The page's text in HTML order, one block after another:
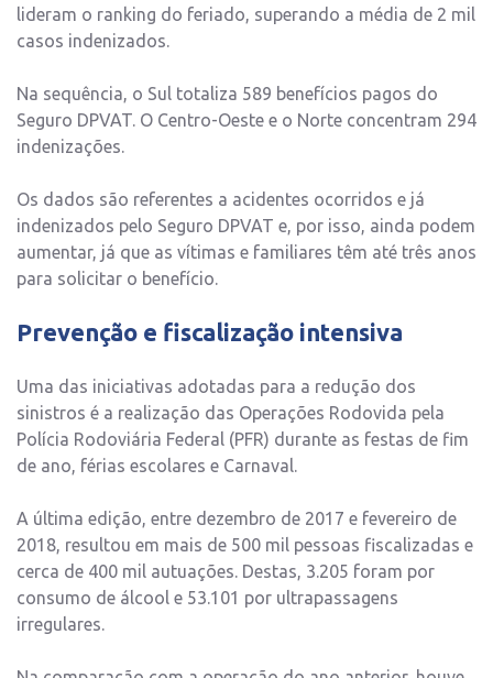
lideram o ranking do feriado, superando a média de 2 mil
casos indenizados.
Na sequência, o Sul totaliza 589 benefícios pagos do
Seguro DPVAT. O Centro-Oeste e o Norte concentram 294
indenizações.
Os dados são referentes a acidentes ocorridos e já
indenizados pelo Seguro DPVAT e, por isso, ainda podem
aumentar, já que as vítimas e familiares têm até três anos
para solicitar o benefício.
Prevenção e fiscalização intensiva
Uma das iniciativas adotadas para a redução dos
sinistros é a realização das Operações Rodovida pela
Polícia Rodoviária Federal (PFR) durante as festas de fim
de ano, férias escolares e Carnaval.
A última edição, entre dezembro de 2017 e fevereiro de
2018, resultou em mais de 500 mil pessoas fiscalizadas e
cerca de 400 mil autuações. Destas, 3.205 foram por
consumo de álcool e 53.101 por ultrapassagens
irregulares.